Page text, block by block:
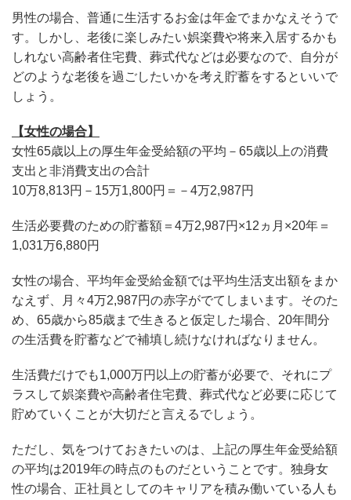
男性の場合、普通に生活するお金は年金でまかなえそうで
す。しかし、老後に楽しみたい娯楽費や将来入居するかも
しれない高齢者住宅費、葬式代などは必要なので、自分が
どのような老後を過ごしたいかを考え貯蓄をするといいで
しょう。
【女性の場合】
女性65歳以上の厚生年金受給額の平均－65歳以上の消費
支出と非消費支出の合計
10万8,813円－15万1,800円＝－4万2,987円
生活必要費のための貯蓄額＝4万2,987円×12ヵ月×20年＝
1,031万6,880円
女性の場合、平均年金受給金額では平均生活支出額をまか
なえず、月々4万2,987円の赤字がでてしまいます。そのた
め、65歳から85歳まで生きると仮定した場合、20年間分
の生活費を貯蓄などで補填し続けなければなりません。
生活費だけでも1,000万円以上の貯蓄が必要で、それにプ
ラスして娯楽費や高齢者住宅費、葬式代など必要に応じて
貯めていくことが大切だと言えるでしょう。
ただし、気をつけておきたいのは、上記の厚生年金受給額
の平均は2019年の時点のものだということです。独身女
性の場合、正社員としてのキャリアを積み働いている人も